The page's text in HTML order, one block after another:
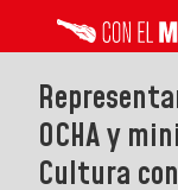
OCHA y
Cultura